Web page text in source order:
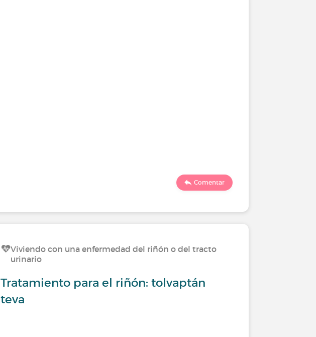
Comentar
Viviendo con una enfermedad del riñón o del tracto
urinario
Tratamiento para el riñón: tolvaptán
teva